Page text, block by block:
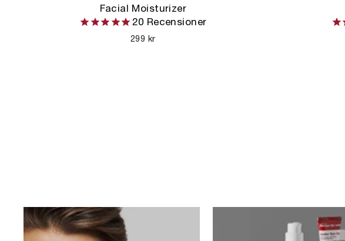
Facial Moisturizer
20 Recensioner
299 kr